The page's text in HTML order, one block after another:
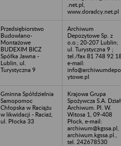
.net.pl,
www.doradcy.net.pl
Przedsiębiorstwo
Budowlano-
Montażowe
BUDEXIM BICZ
Spółka Jawna -
Lublin, ul.
Turystyczna 9
Archiwum
Depozytowe Sp. z
o.o.; 20-207 Lublin;
ul. Turystyczna 9 ;
tel./fax 81 748 92
e-mail:
ytowe.pl
Gminna Spółdzielnia
Samopomoc
Chłopska w Raciążu
w likwidacji - Raciaż,
ul. Płocka 33
Krajowa Grupa
Spożywcza S.A. Dział
Archiwum. Pl. W.
Witosa 1, 09-408
Płock, e-mail:
archiwum@kgssa.pl,
archiwum.kgssa.pl.,
tel. 242678530